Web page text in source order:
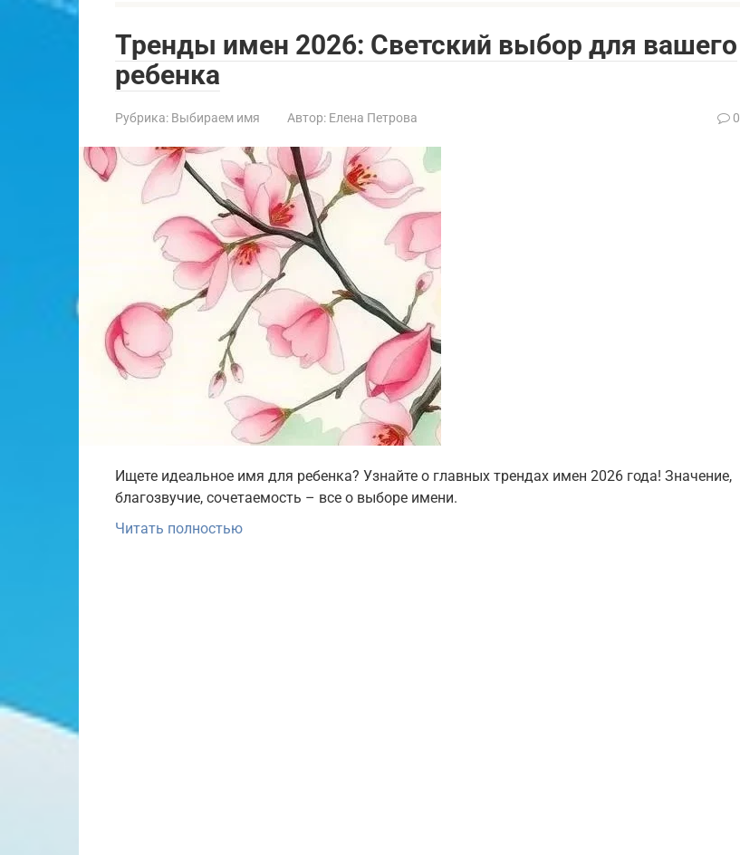
Тренды имен 2026: Светский выбор для вашего
ребенка
Рубрика: Выбираем имя Автор: Елена Петрова 0
Ищете идеальное имя для ребенка? Узнайте о главных трендах имен 2026 года! Значение,
благозвучие, сочетаемость – все о выборе имени.
Читать полностью